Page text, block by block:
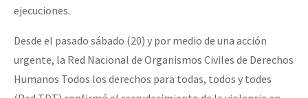
ejecuciones.
Desde el pasado sábado (20) y por medio de una acción
urgente, la Red Nacional de Organismos Civiles de Derechos
Humanos Todos los derechos para todas, todos y todes